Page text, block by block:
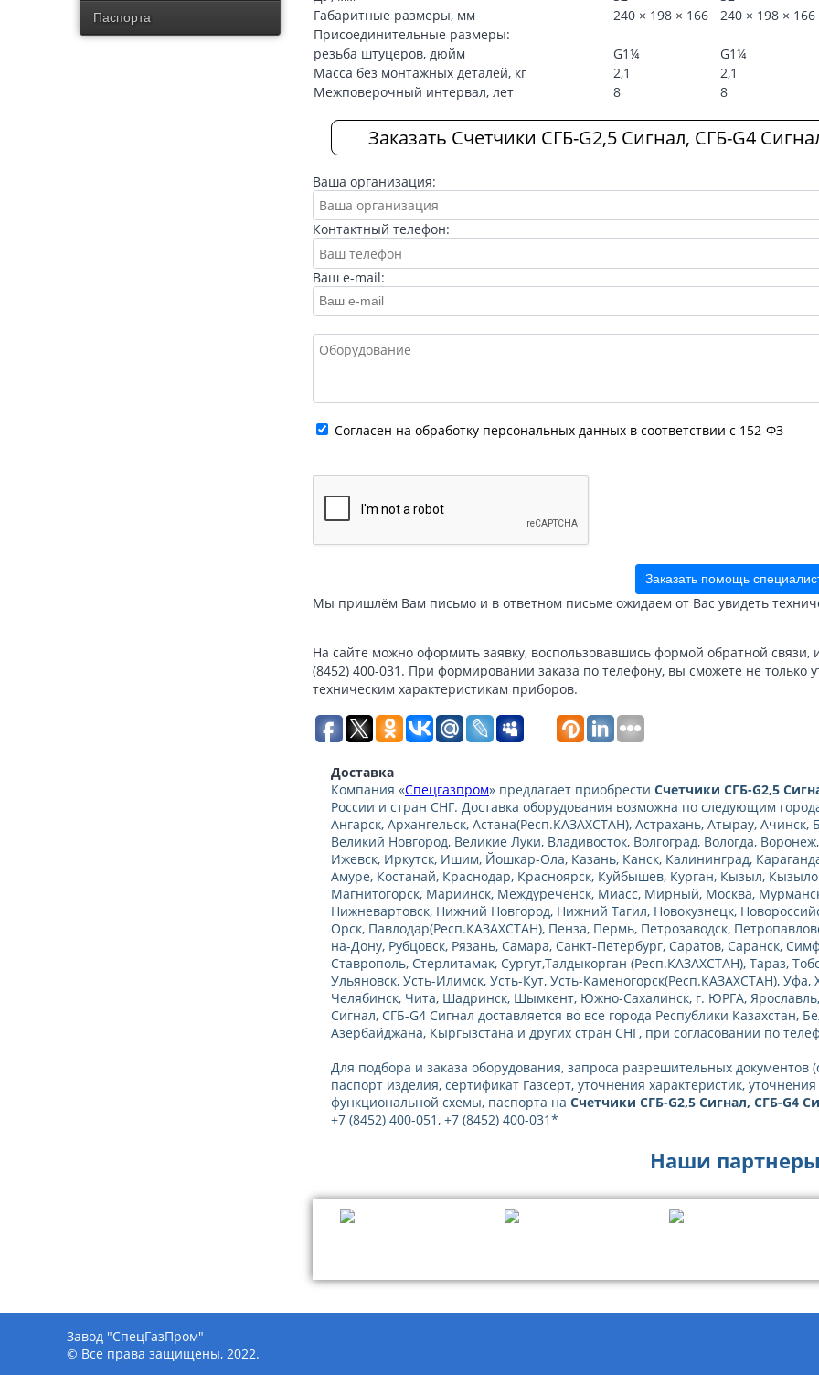
Паспорта
Габаритные размеры, мм
240 × 198 × 166
240 × 198 × 166
Присоединительные размеры:
резьба штуцеров, дюйм
G1¼
G1¼
Масса без монтажных деталей, кг
2,1
2,1
Межповерочный интервал, лет
8 8
Заказать Счетчики СГБ-G2,5 Сигнал, СГБ-G4
Ваша организация:
Контактный телефон:
Ваш e-mail:
Cогласен на обработку персональных данных в соответствии с 152-ФЗ
Заказать помощь
Мы пришлём Вам письмо и в ответном письме ожидаем от Вас увидеть
На сайте можно оформить заявку, воспользовавшись формой обратной
(8452) 400-031. При формировании заказа по телефону, вы сможете не только
техническим характеристикам приборов.
Доставка
Компания «Спецгазпром» предлагает приобрести Счетчики СГБ-G2,5
России и стран СНГ. Доставка оборудования возможна по следующим
Ангарск, Архангельск, Астана(Респ.КАЗАХСТАН), Астрахань, Атырау,
Великий Новгород, Великие Луки, Владивосток, Волгоград, Вологда,
Ижевск, Иркутск, Ишим, Йошкар-Ола, Казань, Канск, Калининград,
Амуре, Костанай, Краснодар, Красноярск, Куйбышев, Курган, Кызыл,
Магнитогорск, Мариинск, Междуреченск, Миасс, Мирный, Москва,
Нижневартовск, Нижний Новгород, Нижний Тагил, Новокузнецк,
Орск, Павлодар(Респ.КАЗАХСТАН), Пенза, Пермь, Петрозаводск,
на-Дону, Рубцовск, Рязань, Самара, Санкт-Петербург, Саратов, Саранск,
Ставрополь, Стерлитамак, Сургут,Талдыкорган (Респ.КАЗАХСТАН), Тараз,
Ульяновск, Усть-Илимск, Усть-Кут, Усть-Каменогорск(Респ.КАЗАХСТАН),
Челябинск, Чита, Шадринск, Шымкент, Южно-Сахалинск, г. ЮРГА, Ярославль,
Сигнал, СГБ-G4 Сигнал доставляется во все города Республики Казахстан,
Азербайджана, Кыргызстана и других стран СНГ, при согласовании по
Для подбора и заказа оборудования, запроса разрешительных
паспорт изделия, сертификат Газсерт, уточнения характеристик,
функциональной схемы, паспорта на Счетчики СГБ-G2,5 Сигнал, СГБ-G4
+7 (8452) 400-051, +7 (8452) 400-031*
Наши
Завод "СпецГазПром"
© Все права защищены, 2022.